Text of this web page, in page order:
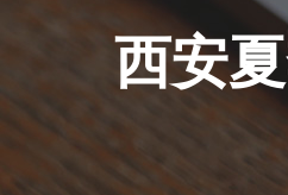
西安